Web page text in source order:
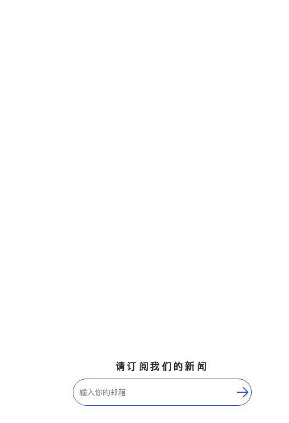
请订阅我们的新闻